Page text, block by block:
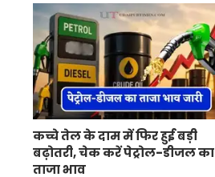
कच्चे तेल के दाम में फिर हुई बड़ी
बढ़ोतरी, चेक करें पेट्रोल-डीजल का
ताजा भाव